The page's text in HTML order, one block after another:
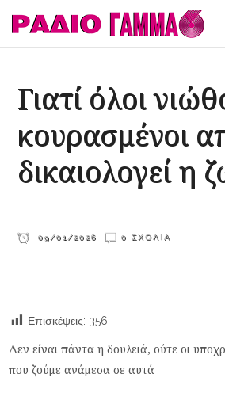
Γιατί όλοι
κουρασμένοι
δικαιολογεί η
09/01/2026 0 ΣΧΌΛΙΑ
Επισκέψεις: 356
Δεν είναι πάντα η δουλειά, ούτε οι
που ζούμε ανάμεσα σε αυτά